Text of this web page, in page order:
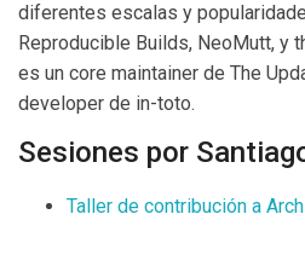
diferentes escalas y
Reproducible Builds, NeoMutt, y
es un core maintainer de The
developer de in-toto.
Sesiones por
Taller de contribución a